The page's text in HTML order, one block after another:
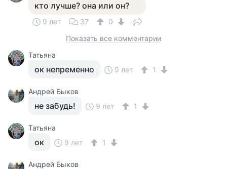
кто лучше? она или он?
9 лет 37
0
Показать все комментарии
Татьяна
ок непременно 9 лет 1
Андрей Быков
не забудь! 9 лет 1
Татьяна
ок 9 лет 1
Андрей Быков